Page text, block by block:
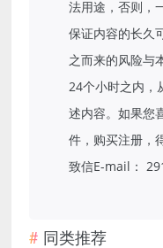
法用途，否则，
保证内容的长久
之而来的风险与
24个小时之内，
述内容。如果您
件，购买注册，
致信E-mail：
同类推荐